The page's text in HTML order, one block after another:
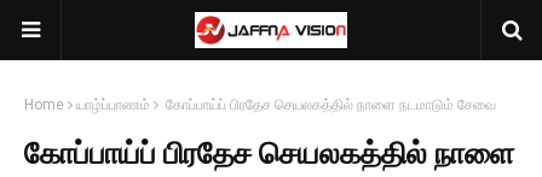
Home யாழ்ப்பாணம் கோப்பாய்ப் பிரதேச செயலகத்தில் நாளை நடமாடும் சேவை
கோப்பாய்ப் பிரதேச செயலகத்தில் நாளை